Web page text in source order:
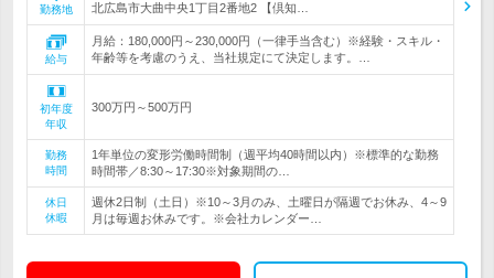
勤務地
北広島市大曲中央1丁目2番地2 【倶知…
給与
月給：180,000円～230,000円（一律手当含む）※経験・スキル・
年齢等を考慮のうえ、当社規定にて決定します。…
初年度
年収
300万円～500万円
勤務
時間
1年単位の変形労働時間制（週平均40時間以内）※標準的な勤務
時間帯／8:30～17:30※対象期間の…
休日
休暇
週休2日制（土日）※10～3月のみ、土曜日が隔週でお休み、4～9
月は毎週お休みです。※会社カレンダー…